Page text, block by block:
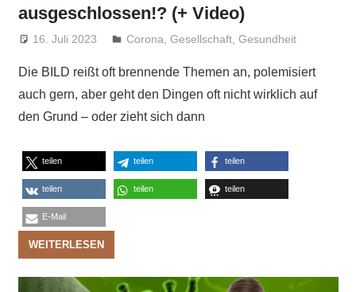
ausgeschlossen!? (+ Video)
16. Juli 2023 Niki Vogt
Corona,Gesellschaft,Gesundheit
Die BILD reißt oft brennende Themen an, polemisiert
auch gern, aber geht den Dingen oft nicht wirklich auf
den Grund – oder zieht sich dann
teilen teilen teilen
teilen teilen teilen
E-Mail
WEITERLESEN